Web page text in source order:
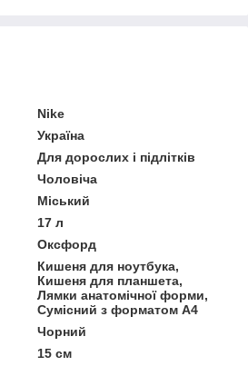
Nike
Україна
Для дорослих і підлітків
Чоловіча
Міський
17 л
Оксфорд
Кишеня для ноутбука,
Кишеня для планшета,
Лямки анатомічної форми,
Сумісний з форматом А4
Чорний
15 см